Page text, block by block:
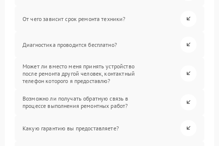
От чего зависит срок ремонта техники?
Диагностика проводится бесплатно?
Может ли вместо меня принять устройство
после ремонта другой человек, контактный
телефон которого я предоставлю?
Возможно ли получать обратную связь в
процессе выполнения ремонтных работ?
Какую гарантию вы предоставляете?